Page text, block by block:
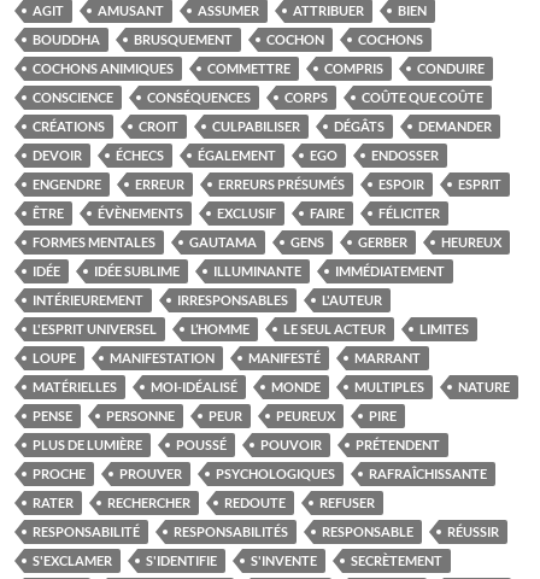
AGIT
AMUSANT ASSUMER ATTRIBUER
BIEN
BOUDDHA
BRUSQUEMENT COCHON
COCHONS
COCHONS ANIMIQUES
COMMETTRE COMPRIS
CONDUIRE
CONSCIENCE
CONSÉQUENCES CORPS
COÛTE QUE COÛTE
CRÉATIONS
CROIT CULPABILISER DÉGÂTS
DEMANDER
DEVOIR
ÉCHECS ÉGALEMENT EGO
ENDOSSER
ENGENDRE
ERREUR ERREURS PRÉSUMÉS ESPOIR
ESPRIT
ÊTRE
ÉVÈNEMENTS EXCLUSIF FAIRE
FÉLICITER
FORMES MENTALES
GAUTAMA GENS GERBER
HEUREUX
IDÉE
IDÉE SUBLIME ILLUMINANTE
IMMÉDIATEMENT
INTÉRIEUREMENT
IRRESPONSABLES
L'AUTEUR
L'ESPRIT UNIVERSEL
L’HOMME LE SEUL ACTEUR
LIMITES
LOUPE
MANIFESTATION MANIFESTÉ
MARRANT
MATÉRIELLES
MOI-IDÉALISÉ MONDE MULTIPLES
NATURE
PENSE
PERSONNE PEUR PEUREUX
PIRE
PLUS DE LUMIÈRE
POUSSÉ POUVOIR
PRÉTENDENT
PROCHE
PROUVER PSYCHOLOGIQUES
RAFRAÎCHISSANTE
RATER
RECHERCHER REDOUTE
REFUSER
RESPONSABILITÉ
RESPONSABILITÉS RESPONSABLE
RÉUSSIR
S'EXCLAMER
S'IDENTIFIE S'INVENTE
SECRÈTEMENT